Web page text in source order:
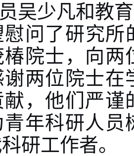
吴少凡和教
慰问了研究
院士 ， 向两
谢两位院士在
， 他们 严谨
青年科研人
研工作者。